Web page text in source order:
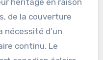
maintenir